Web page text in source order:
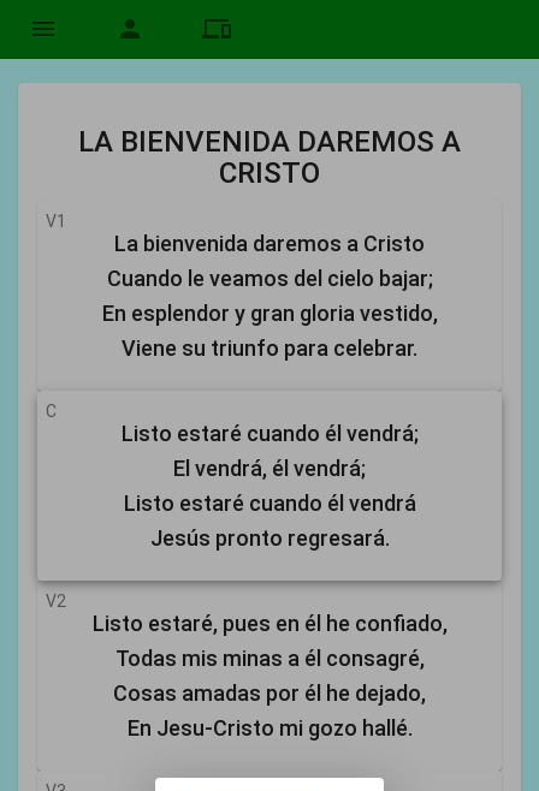
menu person devices
LA BIENVENIDA DAREMOS A
CRISTO
V1
La bienvenida daremos a Cristo
Cuando le veamos del cielo bajar;
En esplendor y gran gloria vestido,
Viene su triunfo para celebrar.
C
Listo estaré cuando él vendrá;
El vendrá, él vendrá;
Listo estaré cuando él vendrá
Jesús pronto regresará.
V2
Listo estaré, pues en él he confiado,
Todas mis minas a él consagré,
Cosas amadas por él he dejado,
En Jesu-Cristo mi gozo hallé.